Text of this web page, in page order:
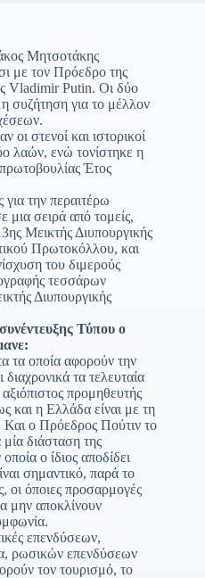
Μητσοτάκης
με τον Πρόεδρο της
Vladimir Putin. Οι δύο
συζήτηση για το μέλλον
οι στενοί και ιστορικοί
λαών, ενώ τονίστηκε η
Έτος
την περαιτέρω
σειρά από τομείς,
Μεικτής Διυπουργικής
Πρωτοκόλλου, και
του διμερούς
τεσσάρων
Διυπουργικής
Τύπου ο
τα οποία αφορούν την
τα τελευταία
προμηθευτής
και η Ελλάδα είναι με τη
Και ο Πρόεδρος Πούτιν το
διάσταση της
ο ίδιος αποδίδει
σημαντικό, παρά το
οι όποιες προσαρμογές
μην αποκλίνουν
επενδύσεων,
ρωσικών επενδύσεων
τον τουρισμό, το